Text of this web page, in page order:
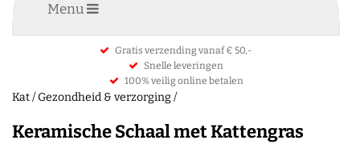
Menu
Gratis verzending vanaf € 50,-
Snelle leveringen
100% veilig online betalen
Kat/Gezondheid & verzorging/
Keramische Schaal met Kattengras